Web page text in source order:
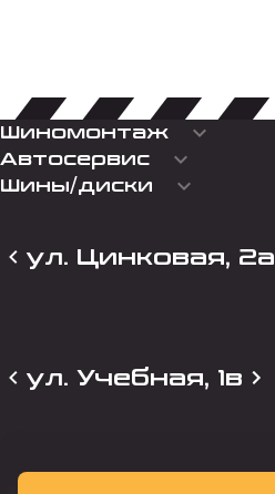
Шиномонтаж keyboard_arrow_down
Автосервис keyboard_arrow_down
Шины/диски keyboard_arrow_down
ул. Цинковая, 2а
ул. Учебная, 1в